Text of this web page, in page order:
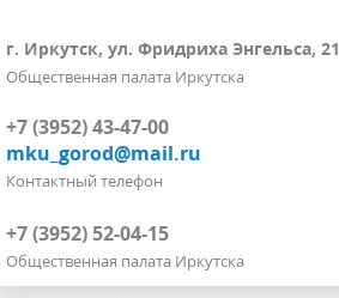
г. Иркутск, ул. Фридриха Энгельса, 21
Общественная палата Иркутска
+7 (3952) 43-47-00
mku_gorod@mail.ru
Контактный телефон
+7 (3952) 52-04-15
Общественная палата Иркутска